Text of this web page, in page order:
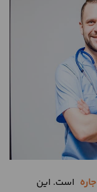
است. این